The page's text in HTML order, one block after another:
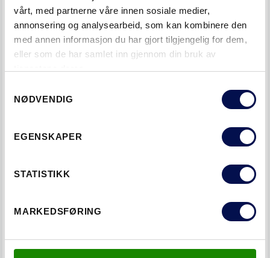
vårt, med partnerne våre innen sosiale medier,
annonsering og analysearbeid, som kan kombinere den
med annen informasjon du har gjort tilgjengelig for dem,
eller som de har samlet inn gjennom din bruk av
Selection
NØDVENDIG
EGENSKAPER
STATISTIKK
MARKEDSFØRING
hvor det legges stor vekt på materialer og design. Dette
er dører som er mye mer enn bare romdeler, og som har